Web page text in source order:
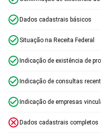
Dados cadastrais básicos
Situação na Receita Federal
Indicação de existência de
Indicação de consultas
Indicação de empresas
Dados cadastrais completos